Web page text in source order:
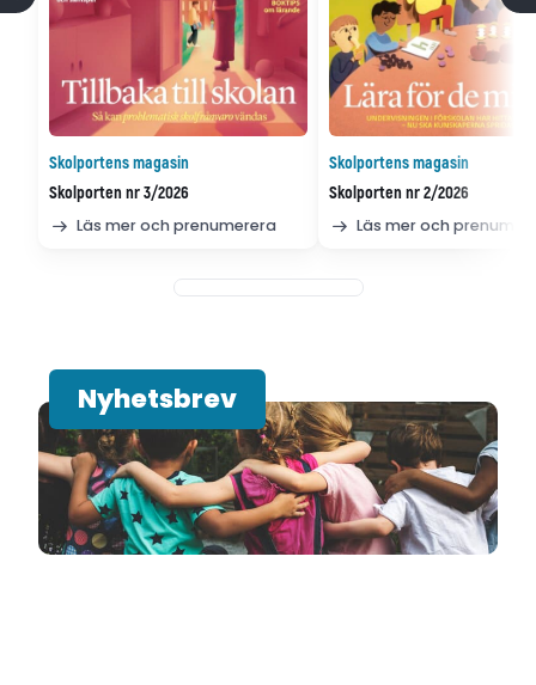
Skolportens magasin
Skolporten nr 3/2026
Läs mer och prenumerera
Skolportens magasin
Skolporten nr 2/2026
Läs mer och
Nyhetsbrev